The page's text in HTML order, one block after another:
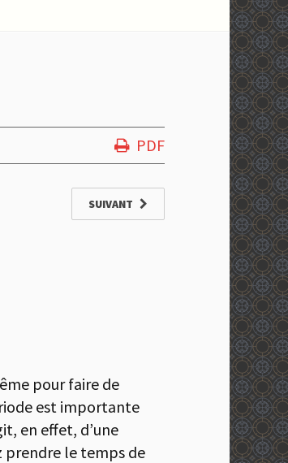
PDF
SUIVANT
pour faire de
est importante
en effet, d’une
prendre le temps de